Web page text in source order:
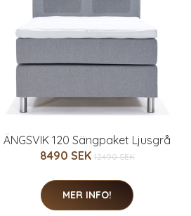
ÄNGSVIK 120 Sängpaket Ljusgrå
8490 SEK 12490 SEK
MER INFO!